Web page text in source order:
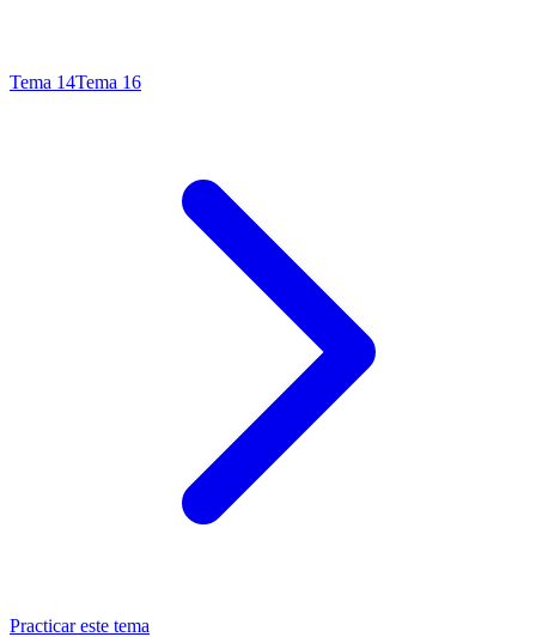
Tema 14Tema 16
Practicar este tema